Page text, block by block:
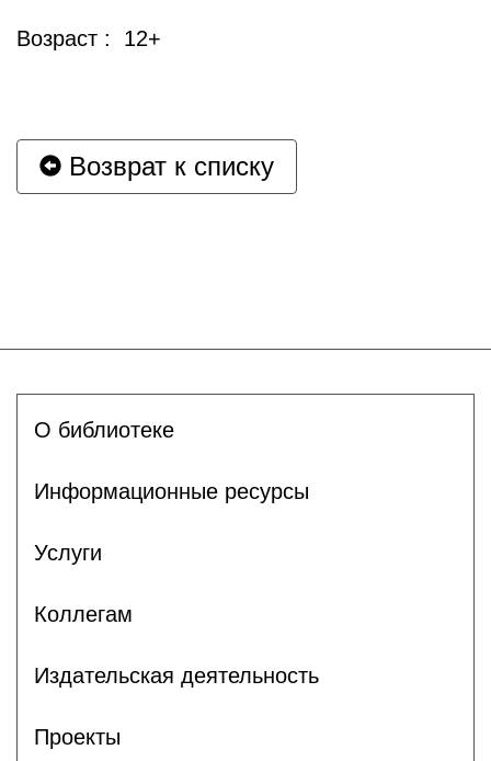
Возраст : 12+
Возврат к списку
О библиотеке
Информационные ресурсы
Услуги
Коллегам
Издательская деятельность
Проекты